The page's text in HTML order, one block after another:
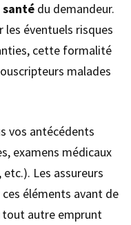
du demandeur.
les éventuels risques
cette formalité
malades
vos antécédents
examens médicaux
Les assureurs
éléments avant de
autre emprunt